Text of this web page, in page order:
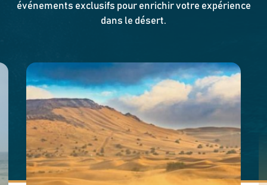
événements exclusifs pour enrichir votre expérience
dans le désert.